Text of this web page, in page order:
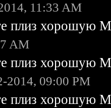
11:33 AM
плиз хорошую
AM
плиз хорошую
2014, 09:00 PM
плиз хорошую